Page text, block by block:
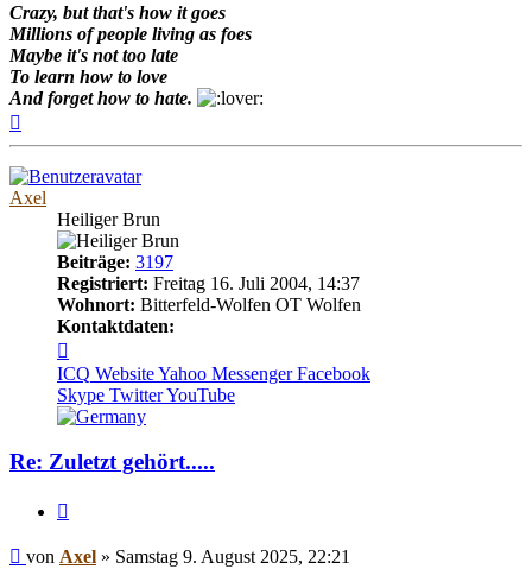
Crazy, but that's how it goes
Millions of people living as foes
Maybe it's not too late
To learn how to love
And forget how to hate.
Axel
Heiliger Brun
Beiträge: 3197
Registriert: Freitag 16. Juli 2004, 14:37
Wohnort: Bitterfeld-Wolfen OT Wolfen
Kontaktdaten:
von
Axel
ICQ WebsiteYahoo Messenger Facebook
Skype TwitterYouTube
Re: Zuletzt gehört.....
Beitrag
von Axel » Samstag 9. August 2025, 22:21